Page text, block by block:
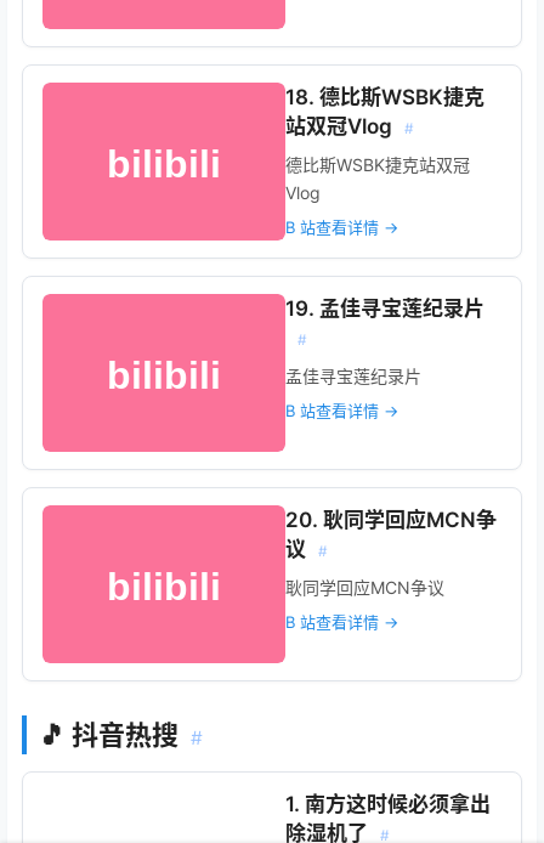
18. 德比斯WSBK捷克
站双冠Vlog
#
德比斯WSBK捷克站双冠
Vlog
B 站查看详情 →
19. 孟佳寻宝莲纪录片
#
孟佳寻宝莲纪录片
B 站查看详情 →
20. 耿同学回应MCN争
议
#
耿同学回应MCN争议
B 站查看详情 →
🎵 抖音热搜 #
1. 南方这时候必须拿出
除湿机了
#